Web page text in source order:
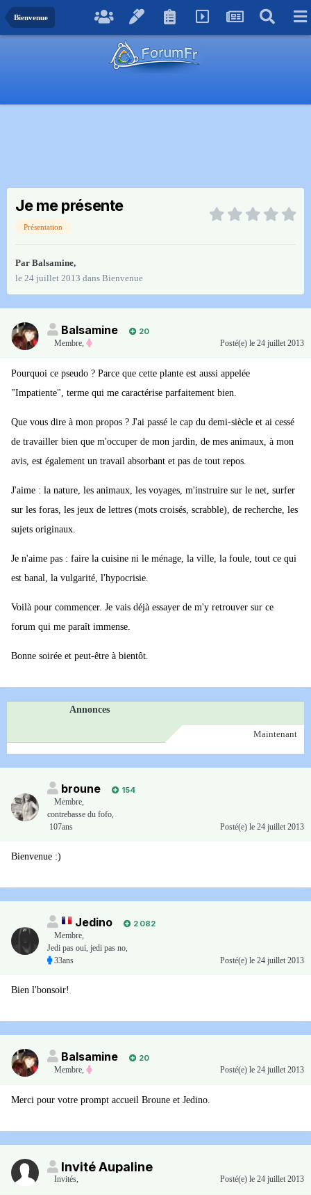
Bienvenue
Je me présente
Présentation
Par Balsamine,
le 24 juillet 2013 dans Bienvenue
Balsamine
20
Membre, Posté(e) le 24 juillet 2013
Pourquoi ce pseudo ? Parce que cette plante est aussi appelée
"Impatiente", terme qui me caractérise parfaitement bien.
Que vous dire à mon propos ? J'ai passé le cap du demi-siècle et ai cessé
de travailler bien que m'occuper de mon jardin, de mes animaux, à mon
avis, est également un travail absorbant et pas de tout repos.
J'aime : la nature, les animaux, les voyages, m'instruire sur le net, surfer
sur les foras, les jeux de lettres (mots croisés, scrabble), de recherche, les
sujets originaux.
Je n'aime pas : faire la cuisine ni le ménage, la ville, la foule, tout ce qui
est banal, la vulgarité, l'hypocrisie.
Voilà pour commencer. Je vais déjà essayer de m'y retrouver sur ce
forum qui me paraît immense.
Bonne soirée et peut-être à bientôt.
Annonces
Maintenant
broune
154
Membre,
contrebasse du fofo,
107ans
Posté(e) le 24 juillet 2013
Bienvenue :)
Jedino
2 082
Membre,
Jedi pas oui, jedi pas no,
33ans
Posté(e) le 24 juillet 2013
Bien l'bonsoir!
Balsamine
20
Membre, Posté(e) le 24 juillet 2013
Merci pour votre prompt accueil Broune et Jedino.
Invité Aupaline
Invités, Posté(e) le 24 juillet 2013